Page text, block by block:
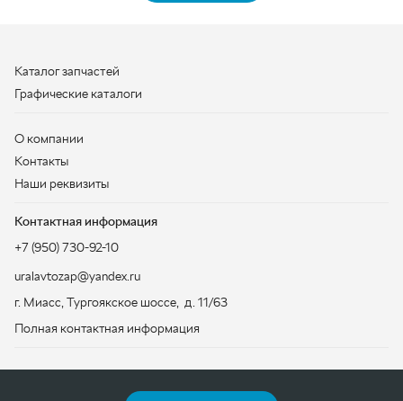
Контактная информация
+7 (950) 730-92-10
uralavtozap@yandex.ru
г. Миасс, Тургоякское шоссе, д. 11/63
Полная контактная информация
Политика конфиденциальности